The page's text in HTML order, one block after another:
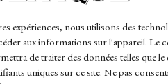
expériences, nous utilisons des
aux informations sur l'appareil. Le
de traiter des données telles que
uniques sur ce site. Ne pas
Marches Business